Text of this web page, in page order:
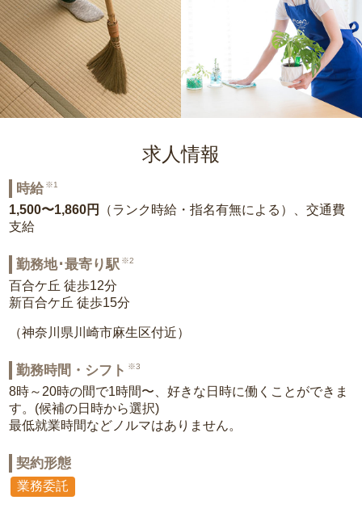
求人情報
時給 ※1
1,500〜1,860円
（ランク時給・指名有無による）、交通費
支給
勤務地･最寄り駅 ※2
百合ケ丘 徒歩12分
新百合ケ丘 徒歩15分
（神奈川県川崎市麻生区付近）
勤務時間・シフト ※3
8時～20時の間で1時間〜、好きな日時に働くことができま
す。(候補の日時から選択)
最低就業時間などノルマはありません。
契約形態
業務委託